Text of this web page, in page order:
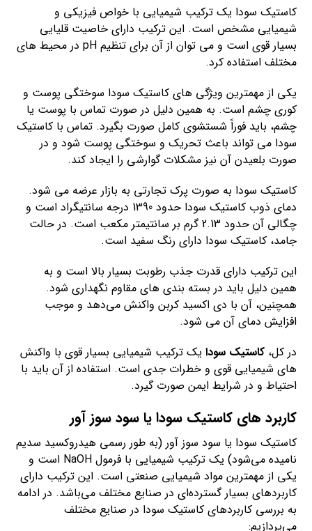
کاستیک سودا یک ترکیب شیمیایی با خواص فیزیکی و
شیمیایی مشخص است. این ترکیب دارای خاصیت قلیایی
بسیار قوی است و می توان از آن برای تنظیم pH در محیط های
مختلف استفاده کرد.
یکی از مهمترین ویژگی های کاستیک سودا سوختگی پوست و
کوری چشم است. به همین دلیل در صورت تماس با پوست یا
چشم، باید فوراً شستشوی کامل صورت بگیرد. تماس با کاستیک
سودا می تواند باعث تحریک و سوختگی پوست شود و در
صورت بلعیدن آن نیز مشکلات گوارشی را ایجاد کند.
کاستیک سودا به صورت پرک تجارتی به بازار عرضه می شود.
دمای ذوب کاستیک سودا حدود 1390 درجه سانتیگراد است و
چگالی آن حدود 2.13 گرم بر سانتیمتر مکعب است. در حالت
جامد، کاستیک سودا دارای رنگ سفید است.
این ترکیب دارای قدرت جذب رطوبت بسیار بالا است و به
همین دلیل باید در بسته بندی های مقاوم نگهداری شود.
همچنین، آن با دی اکسید کربن واکنش می‌دهد و موجب
افزایش دمای آن می شود.
در کل،کاستیک سودا یک ترکیب شیمیایی بسیار قوی با واکنش
های شیمیایی قوی و خطرات جدی است. استفاده از آن باید با
احتیاط و در شرایط ایمن صورت گیرد.
کاربرد های کاستیک سودا یا سود سوز آور
کاستیک سودا یا سود سوز آور (به طور رسمی هیدروکسید سدیم
نامیده می‌شود) یک ترکیب شیمیایی با فرمول NaOH است و
یکی از مهمترین مواد شیمیایی صنعتی است. این ترکیب دارای
کاربردهای بسیار گسترده‌ای در صنایع مختلف می‌باشد. در ادامه
به بررسی کاربردهای کاستیک سودا در صنایع مختلف
می‌پردازیم: